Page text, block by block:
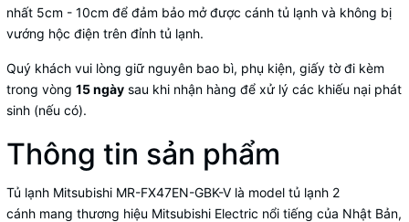
nhất 5cm - 10cm để đảm bảo mở được cánh tủ lạnh và không bị
vướng hộc điện trên đỉnh tủ lạnh.
Quý khách vui lòng giữ nguyên bao bì, phụ kiện, giấy tờ đi kèm
trong vòng 15 ngày sau khi nhận hàng để xử lý các khiếu nại phát
sinh (nếu có).
Thông tin sản phẩm
Tủ lạnh Mitsubishi MR-FX47EN-GBK-V là model tủ lạnh 2
cánh mang thương hiệu Mitsubishi Electric nổi tiếng của Nhật Bản,